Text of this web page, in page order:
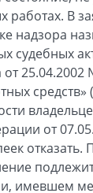
работах. В
надзора
судебных
от
от
имевшем